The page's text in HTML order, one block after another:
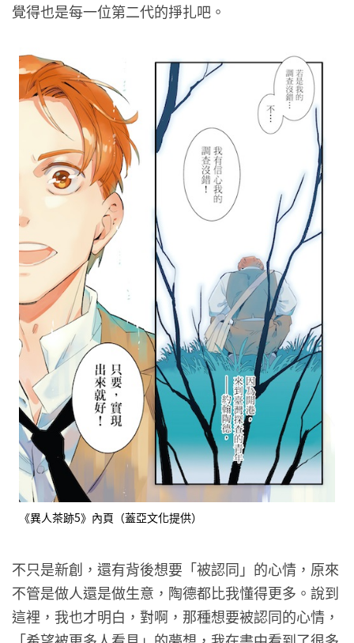
覺得也是每一位第二代的掙扎吧。
《異人茶跡5》內頁（蓋亞文化提供）
不只是新創，還有背後想要「被認同」的心情，原來
不管是做人還是做生意，陶德都比我懂得更多。說到
這裡，我也才明白，對啊，那種想要被認同的心情，